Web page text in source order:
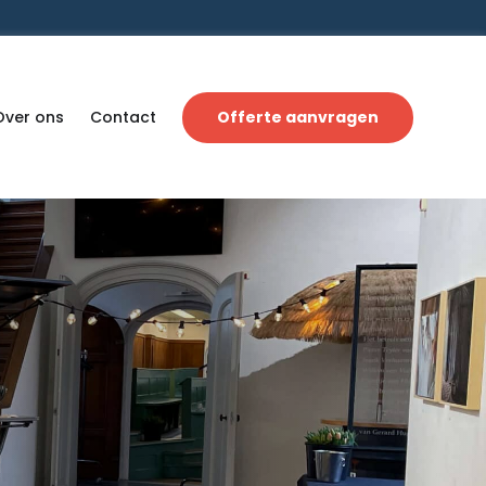
ons Contact Offerte aanvragen